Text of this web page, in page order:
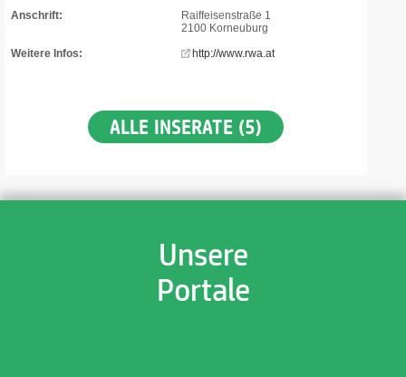
Anschrift:
Raiffeisenstraße 1
2100 Korneuburg
Weitere Infos:
http://www.rwa.at
ALLE INSERATE (5)
Unsere
Portale